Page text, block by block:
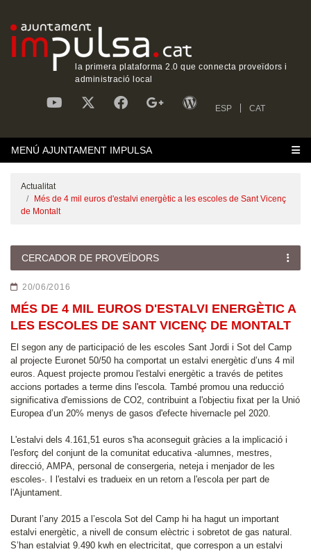
la primera plataforma 2.0 que connecta proveïdors i
administració local
ESP CAT
MENÚ AJUNTAMENT IMPULSA
Actualitat
Més de 4 mil euros d'estalvi energètic a les escoles de Sant Vicenç
de Montalt
CERCADOR DE PROVEÏDORS
20/06/2016
MÉS DE 4 MIL EUROS D'ESTALVI ENERGÈTIC A
LES ESCOLES DE SANT VICENÇ DE MONTALT
El segon any de participació de les escoles Sant Jordi i Sot del Camp
al projecte Euronet 50/50 ha comportat un estalvi energètic d’uns 4 mil
euros. Aquest projecte promou l'estalvi energètic a través de petites
accions portades a terme dins l'escola. També promou una reducció
significativa d'emissions de CO2, contribuint a l'objectiu fixat per la Unió
Europea d’un 20% menys de gasos d'efecte hivernacle pel 2020.
L'estalvi dels 4.161,51 euros s'ha aconseguit gràcies a la implicació i
l'esforç del conjunt de la comunitat educativa -alumnes, mestres,
direcció, AMPA, personal de consergeria, neteja i menjador de les
escoles-. I l'estalvi es tradueix en un retorn a l'escola per part de
l'Ajuntament.
Durant l’any 2015 a l’escola Sot del Camp hi ha hagut un important
estalvi energètic, a nivell de consum elèctric i sobretot de gas natural.
S’han estalviat 9.490 kwh en electricitat, que correspon a un estalvi